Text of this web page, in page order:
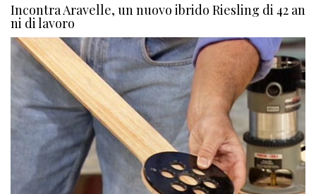
Incontra Aravelle, un nuovo ibrido Riesling di 42 an
ni di lavoro